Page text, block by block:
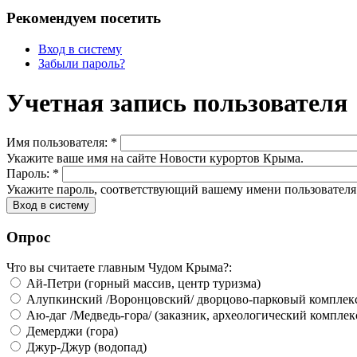
Рекомендуем посетить
Вход в систему
Забыли пароль?
Учетная запись пользователя
Имя пользователя: *
Укажите ваше имя на сайте Новости курортов Крыма.
Пароль: *
Укажите пароль, соответствующий вашему имени
Опрос
Что вы считаете главным Чудом Крыма?:
Ай-Петри (горный массив, центр туризма)
Алупкинский /Воронцовский/ дворцово-парковый
Аю-даг /Медведь-гора/ (заказник, археологический
Демерджи (гора)
Джур-Джур (водопад)